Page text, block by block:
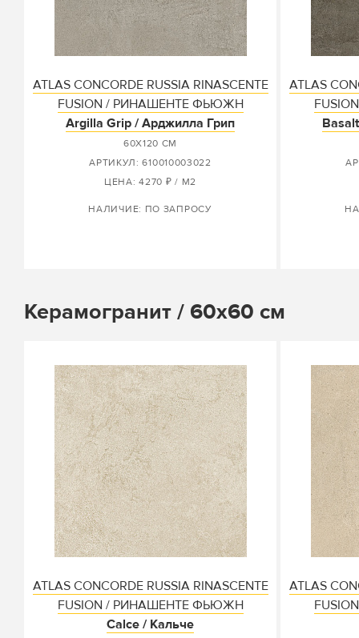
ATLAS CONCORDE RUSSIA RINASCENTE
FUSION / РИНАШЕНТЕ ФЬЮЖН
Argilla Grip / Арджилла Грип
60X120 СМ
АРТИКУЛ: 610010003022
ЦЕНА: 4270 ₽ / М2
НАЛИЧИЕ: ПО ЗАПРОСУ
ATLAS
Керамогранит / 60х60 см
ATLAS CONCORDE RUSSIA RINASCENTE
FUSION / РИНАШЕНТЕ ФЬЮЖН
Calce / Кальче
ATLAS